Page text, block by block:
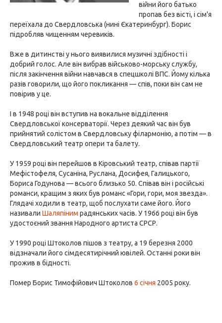
війни його батько
пропав без вісті, і сім'я
переїхала до Свердловська (нині Єкатеринбург). Борис
підробляв чищенням черевиків.
Вже в дитинстві у нього виявилися музичні здібності і
добрий голос. Але він вибрав військово-морську службу,
після закінчення війни навчався в спецшколі ВПС. Йому кілька
разів говорили, що його покликання — спів, поки він сам не
повірив у це.
І в 1948 році він вступив на вокальне відділення
Свердловської консерваторії. Через деякий час він був
прийнятий солістом в Свердловську філармонію, а потім — в
Свердловський театр опери та балету.
У 1959 році він перейшов в Кіровський театр, співав партії
Мефістофеля, Сусаніна, Руслана, Досифея, Галицького,
Бориса Годунова — всього близько 50. Співав він і російські
романси, кращим з яких був романс «Гори, гори, моя звезда».
Глядачі ходили в театр, щоб послухати саме його. Його
називали Шаляпіним радянських часів. У 1966 році він був
удостоєний звання Народного артиста СРСР.
У 1990 році Штоколов пішов з театру, а 19 березня 2000
відзначали його сімдесятирічний ювілей. Останні роки він
прожив в бідності.
Помер Борис Тимофійович Штоколов 6 січня 2005 року.